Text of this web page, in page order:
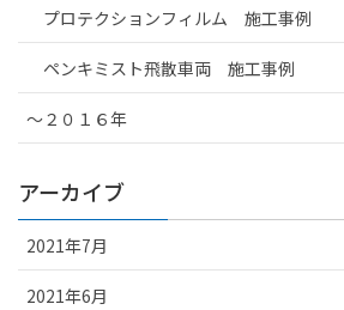
プロテクションフィルム 施工事例
ペンキミスト飛散車両 施工事例
～２０１６年
アーカイブ
2021年7月
2021年6月